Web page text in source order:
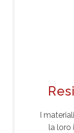
I
la loro